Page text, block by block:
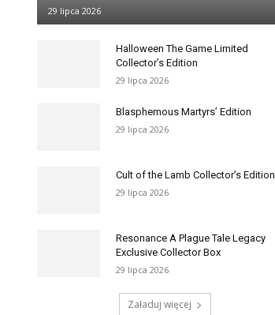
29 lipca 2026
Halloween The Game Limited
Collector’s Edition
29 lipca 2026
Blasphemous Martyrs’ Edition
29 lipca 2026
Cult of the Lamb Collector’s Edition
29 lipca 2026
Resonance A Plague Tale Legacy
Exclusive Collector Box
29 lipca 2026
Załaduj więcej